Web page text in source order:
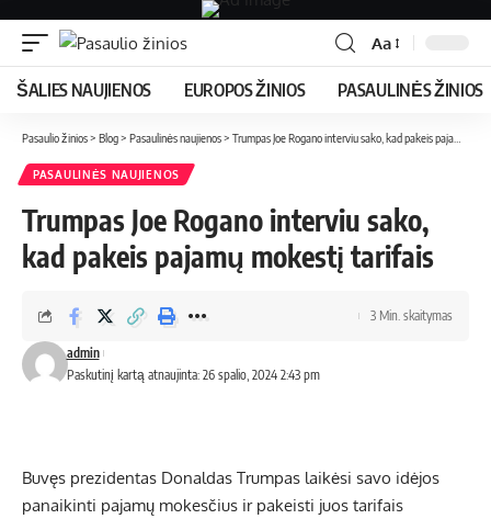
Aa
ŠALIES NAUJIENOS EUROPOS ŽINIOS PASAULINĖS ŽINIOS
Pasaulio žinios> Blog> Pasaulinės naujienos> Trumpas Joe Rogano interviu sako, kad pakeis pajamų mokestį tarifais
PASAULINĖS NAUJIENOS
Trumpas Joe Rogano interviu sako,
kad pakeis pajamų mokestį tarifais
Paskutinį kartą atnaujinta: 26 spalio, 2024 2:43 pm
admin
3 Min. skaitymas
Buvęs prezidentas Donaldas Trumpas laikėsi savo idėjos
panaikinti pajamų mokesčius ir pakeisti juos tarifais